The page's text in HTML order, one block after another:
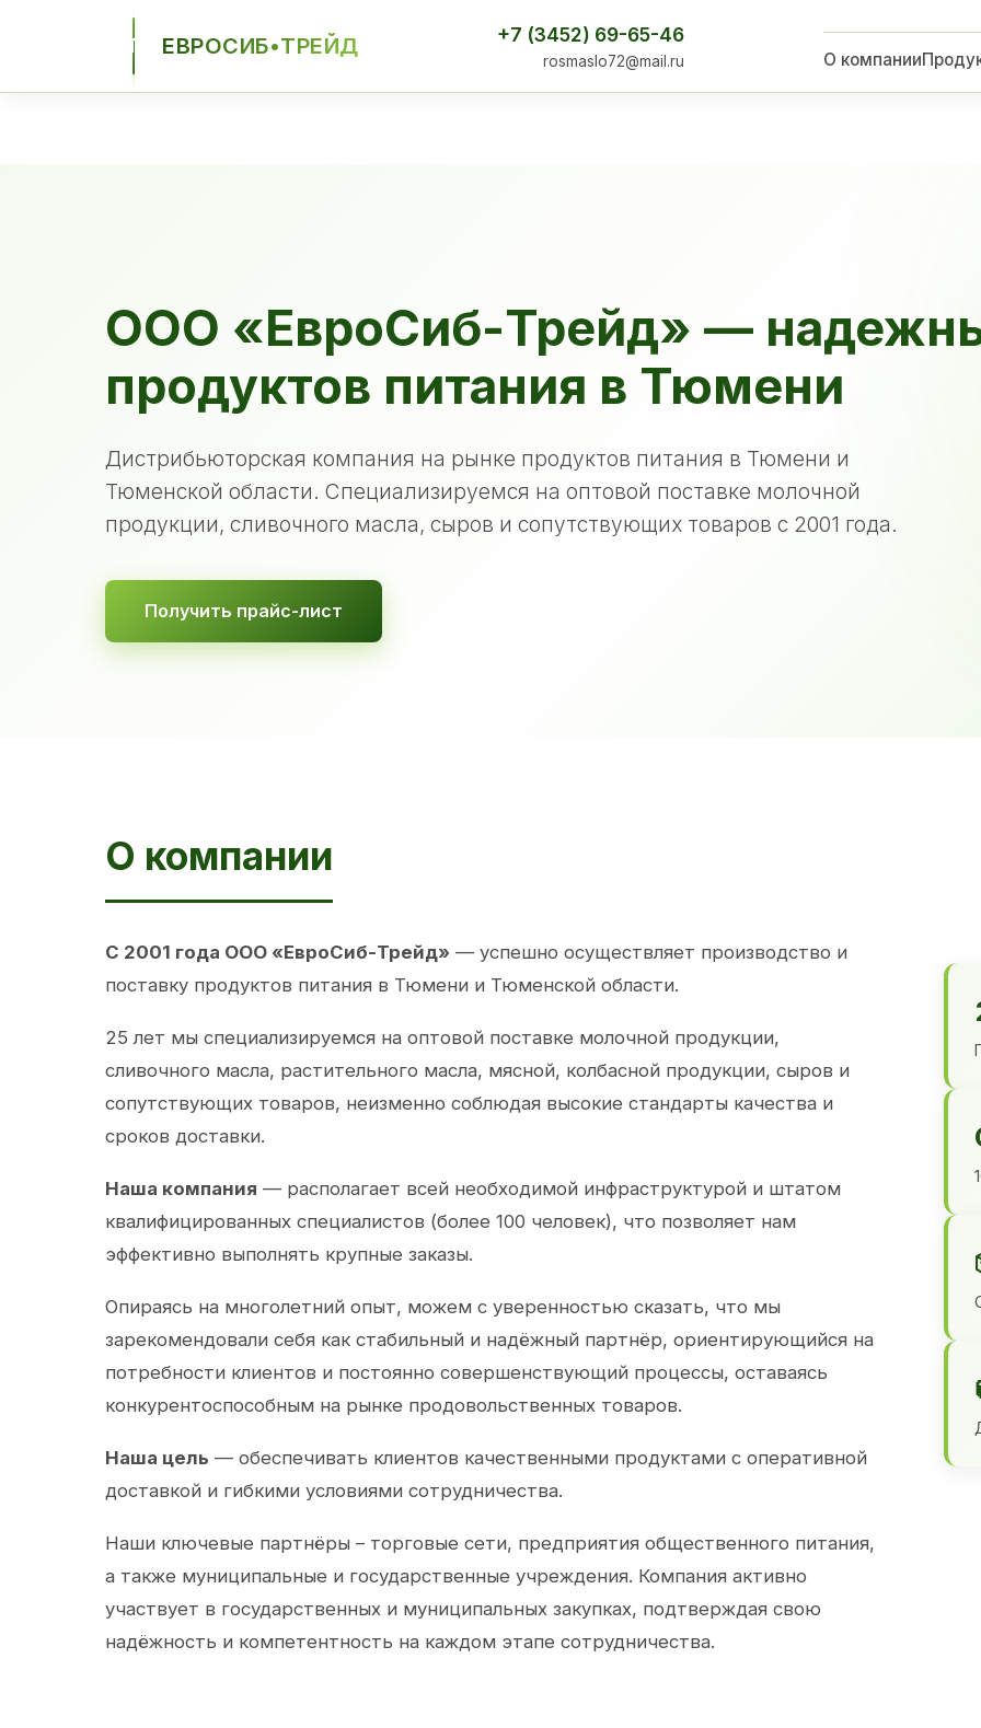
ЕСТ ЕВРОСИБ•ТРЕЙД +7 (3452) 69-65-46
rosmaslo72@mail.ru О компании
ООО «ЕвроСиб-Трейд» —
продуктов питания в Тюмени
Дистрибьюторская компания на рынке продуктов питания в Тюмени и
Тюменской области. Специализируемся на оптовой поставке молочной
продукции, сливочного масла, сыров и сопутствующих товаров с 2001 года.
Получить прайс-лист
О компании
С 2001 года ООО «ЕвроСиб-Трейд» — успешно осуществляет производство и
поставку продуктов питания в Тюмени и Тюменской области.
25 лет мы специализируемся на оптовой поставке молочной продукции,
сливочного масла, растительного масла, мясной, колбасной продукции, сыров и
сопутствующих товаров, неизменно соблюдая высокие стандарты качества и
сроков доставки.
Наша компания — располагает всей необходимой инфраструктурой и штатом
квалифицированных специалистов (более 100 человек), что позволяет нам
эффективно выполнять крупные заказы.
Опираясь на многолетний опыт, можем с уверенностью сказать, что мы
зарекомендовали себя как стабильный и надёжный партнёр, ориентирующийся на
потребности клиентов и постоянно совершенствующий процессы, оставаясь
конкурентоспособным на рынке продовольственных товаров.
Наша цель — обеспечивать клиентов качественными продуктами с оперативной
доставкой и гибкими условиями сотрудничества.
Наши ключевые партнёры – торговые сети, предприятия общественного питания,
а также муниципальные и государственные учреждения. Компания активно
участвует в государственных и муниципальных закупках, подтверждая свою
надёжность и компетентность на каждом этапе сотрудничества.